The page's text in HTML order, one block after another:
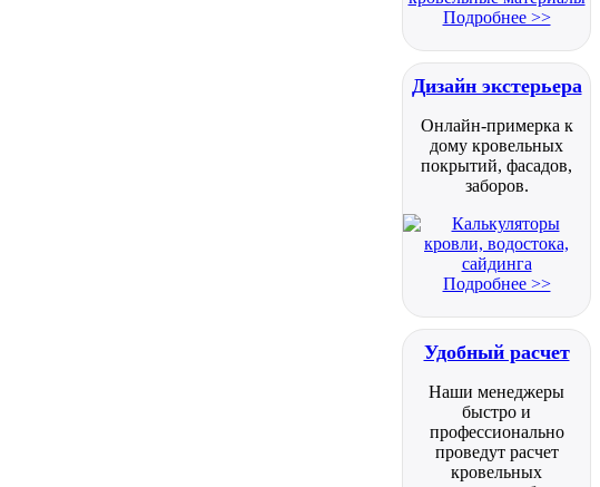
Подробнее >>
Дизайн экстерьера
Онлайн-примерка к
дому кровельных
покрытий, фасадов,
заборов.
Подробнее >>
Удобный расчет
Наши менеджеры
быстро и
профессионально
проведут расчет
кровельных